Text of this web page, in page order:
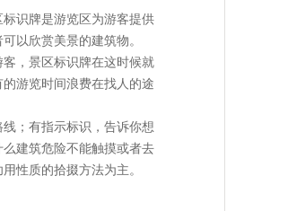
识牌是游览区为游客提供
以欣赏美景的建筑物。
，景区标识牌在这时候就
游览时间浪费在找人的途
；有指示标识，告诉你想
建筑危险不能触摸或者去
性质的拾掇方法为主。